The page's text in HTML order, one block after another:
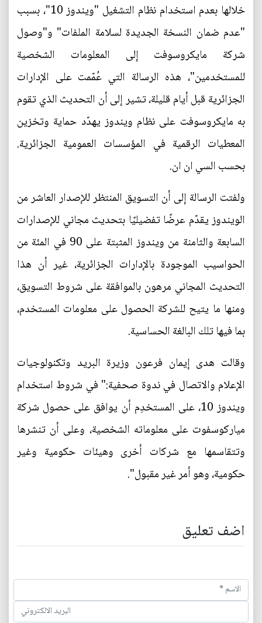
خلالها بعدم استخدام نظام التشغيل "ويندوز 10"، بسبب
"عدم ضمان النسخة الجديدة لسلامة الملفات" و"وصول
شركة مايكروسوفت إلى المعلومات الشخصية
للمستخدمين"، هذه الرسالة التي عُمّمت على الإدارات
الجزائرية قبل أيام قليلة، تشير إلى أن التحديث الذي تقوم
به مايكروسوفت على نظام ويندوز يهدّد حماية وتخزين
المعطيات الرقمية في المؤسسات العمومية الجزائرية.
بحسب السي ان ان.
ولفتت الرسالة إلى أن التسويق المنتظر للإصدار العاشر من
الويندوز يقدّم عرضًا تفضيليًا بتحديث مجاني للإصدارات
السابعة والثامنة من ويندوز المثبتة على 90 في المئة من
الحواسيب الموجودة بالإدارات الجزائرية، غير أن هذا
التحديث المجاني مرهون بالموافقة على شروط التسويق،
ومنها ما يتيح للشركة الحصول على معلومات المستخدم،
بما فيها تلك البالغة الحساسية.
وقالت هدى إيمان فرعون وزيرة البريد وتكنولوجيات
الإعلام والاتصال في ندوة صحفية:" في شروط استخدام
ويندوز 10، على المستخدِم أن يوافق على حصول شركة
مياركوسفوت على معلوماته الشخصية، وعلى أن تنشرها
وتتقاسمها مع شركات أخرى وهيئات حكومية وغير
حكومية، وهو أمر غير مقبول".
اضف تعليق